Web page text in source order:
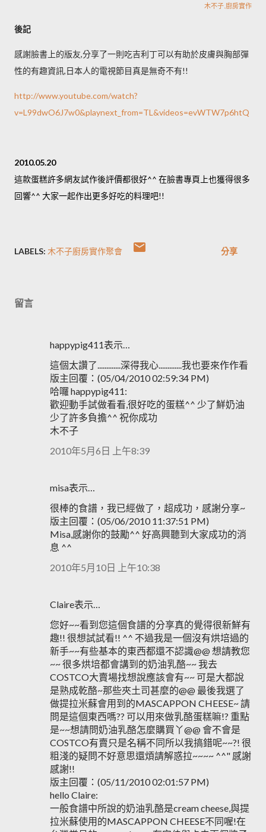
木不子.廚房實作
後記
感謝臉書上的版友,分享了一則吃吉利丁可以有助於皮膚與胸部彈
性的有趣資訊,日本人的電視節目真是無奇不有!!
http://www.youtube.com/watch?
v=L99dwO6J7w0&playnext_from=TL&videos=evWTW7p6htQ
2010.05.20
這款蛋糕許多網友試作後評價都很好^^ 在臉書專頁上也獲得很多
回響^^ 大家一起作出更多好吃的料理吧!!
LABELS: 木不子廚房實作聚會 分享
留言
happypig411表示…
這個太讚了.............深得我心.............我也要來作作看
版主回覆：(05/04/2010 02:59:34 PM)
哈囉 happypig411:
歡迎動手試做看看,很好吃的蛋糕^^ 少了鮮奶油
少了許多負擔^^ 祝你成功
木不子
2010年5月6日 上午8:39
misa表示…
很棒的食譜，我已經做了，超成功，感謝分享~
版主回覆：(05/06/2010 11:37:51 PM)
Misa,感謝你的鼓勵^^ 好高興聽到大家成功的消
息 ^^
2010年5月10日 上午10:38
Claire表示…
您好~~看到您這個食譜的分享真的覺得很新鮮有
趣!! 很想試試看!! ^^ 不過我是一個沒有烘培過的
新手~~有些基本的東西都還不認識@@ 想請教您
~~ 很多烘培都會講到的奶油乳酪~~ 我去
COSTCO大賣場找想說應該會有~~ 可是大都說
是熟成乾酪~那些夾土司甚麼的@@ 最後我選了
做提拉米蘇會用到的MASCAPPON CHEESE~ 請
問是這個東西嗎?? 可以用來做乳酪蛋糕嘛!? 重點
是~~想請問奶油乳酪怎麼購買丫@@ 會不會是
COSTCO有賣只是名稱不同所以我搞錯呢~~?! 很
粗淺的疑問不好意思還煩請解惑拉~~~~ ^^" 感謝
感謝!!
版主回覆：(05/11/2010 02:01:57 PM)
hello Claire:
一般食譜中所說的奶油乳酪是cream cheese,與提
拉米蘇使用的MASCAPPON CHEESE不同喔!在